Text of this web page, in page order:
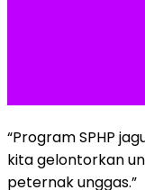
“Program SPHP
kita gelontorkan
peternak unggas.”